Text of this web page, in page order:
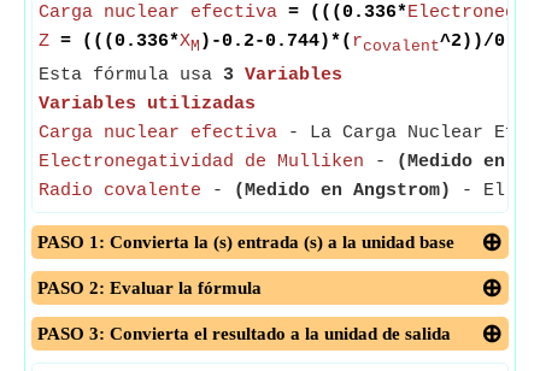
Carga nuclear efectiva = (((0.336*
Z = (((0.336*XM )-0.2-0.744)*( rcovalent^2))/
Esta fórmula usa 3 Variables
Variables utilizadas
Carga nuclear efectiva - La Carga Nuclear
Electronegatividad de Mulliken -
(Medido en
Radio covalente - (Medido en Angstrom) - El
PASO 1: Convierta la (s) entrada (s) a la unidad base
PASO 2: Evaluar la fórmula
PASO 3: Convierta el resultado a la unidad de salida